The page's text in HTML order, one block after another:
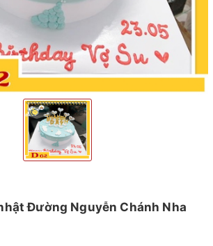
Đường Nguyễn Chánh Nha